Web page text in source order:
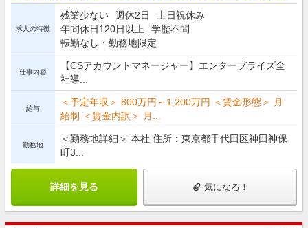
求人の特徴
残業少ない 週休2日
土日祝休み
年間休日120日以上
学歴不問
転勤なし・勤務地限定
仕事内容
【CSアカウントマネージャー】エンタープライズ全
社導...
給与
＜予定年収＞ 800万円～1,200万円 ＜賃金形態＞ 月
給制 ＜賃金内訳＞ 月...
勤務地
＜勤務地詳細＞ 本社 住所：東京都千代田区神田神保
町3...
詳細を見る 気になる！